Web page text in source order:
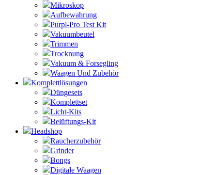
Mikroskop
Aufbewahrung
Purpl-Pro Test Kit
Vakuumbeutel
Trimmen
Trocknung
Vakuum & Forsegling
Waagen Und Zubehör
Komplettlösungen
Düngesets
Komplettset
Licht-Kits
Belüftungs-Kit
Headshop
Raucherzubehör
Grinder
Bongs
Digitale Waagen